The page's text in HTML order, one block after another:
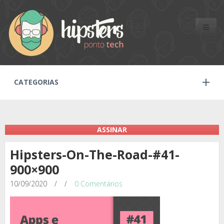
Toggle
CATEGORIAS
ASSINAR
Hipsters-On-The-Road-#41-
900×900
10/09/2020 / / 0 Comentários